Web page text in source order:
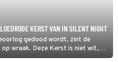
KERST VAN IN SILENT NIGHT
gedood wordt, zint de
wraak. Deze Kerst is niet wit,